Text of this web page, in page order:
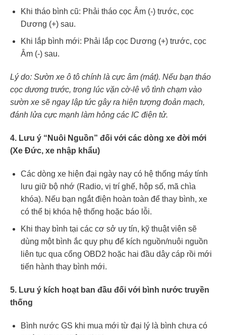
Khi tháo bình cũ: Phải tháo cọc Âm (-) trước, cọc
Dương (+) sau.
Khi lắp bình mới: Phải lắp cọc Dương (+) trước, cọc
Âm (-) sau.
Lý do: Sườn xe ô tô chính là cực âm (mát). Nếu bạn tháo
cọc dương trước, trong lúc vặn cờ-lê vô tình chạm vào
sườn xe sẽ ngay lập tức gây ra hiện tượng đoản mạch,
đánh lửa cực mạnh làm hỏng các IC điện tử.
4. Lưu ý “Nuôi Nguồn” đối với các dòng xe đời mới
(Xe Đức, xe nhập khẩu)
Các dòng xe hiện đại ngày nay có hệ thống máy tính
lưu giữ bộ nhớ (Radio, vị trí ghế, hộp số, mã chìa
khóa). Nếu bạn ngắt điện hoàn toàn để thay bình, xe
có thể bị khóa hệ thống hoặc báo lỗi.
Khi thay bình tại các cơ sở uy tín, kỹ thuật viên sẽ
dùng một bình ắc quy phụ để kích nguồn/nuôi nguồn
liên tục qua cổng OBD2 hoặc hai đầu dây cáp rồi mới
tiến hành thay bình mới.
5. Lưu ý kích hoạt ban đầu đối với bình nước truyền
thống
Bình nước GS khi mua mới từ đại lý là bình chưa có